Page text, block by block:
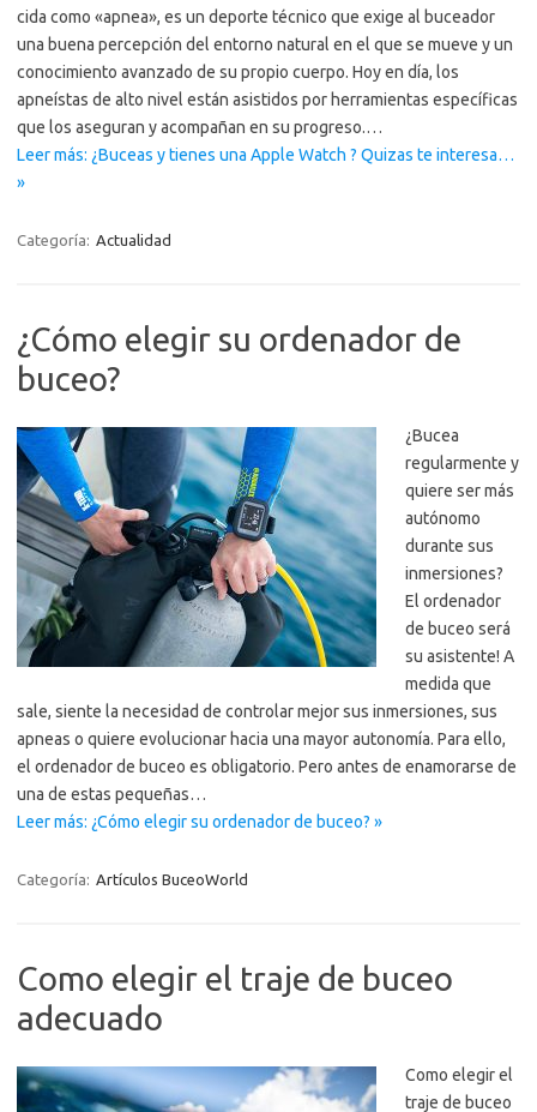
cida como «apnea», es un deporte técnico que exige al buceador
una buena percepción del entorno natural en el que se mueve y un
conocimiento avanzado de su propio cuerpo. Hoy en día, los
apneístas de alto nivel están asistidos por herramientas específicas
que los aseguran y acompañan en su progreso.…
Leer más: ¿Buceas y tienes una Apple Watch ? Quizas te interesa…
»
Categoría: Actualidad
¿Cómo elegir su ordenador de
buceo?
¿Bucea
regularmente y
quiere ser más
autónomo
durante sus
inmersiones?
El ordenador
de buceo será
su asistente! A
medida que
sale, siente la necesidad de controlar mejor sus inmersiones, sus
apneas o quiere evolucionar hacia una mayor autonomía. Para ello,
el ordenador de buceo es obligatorio. Pero antes de enamorarse de
una de estas pequeñas…
Leer más: ¿Cómo elegir su ordenador de buceo? »
Categoría: Artículos BuceoWorld
Como elegir el traje de buceo
adecuado
Como elegir el
traje de buceo